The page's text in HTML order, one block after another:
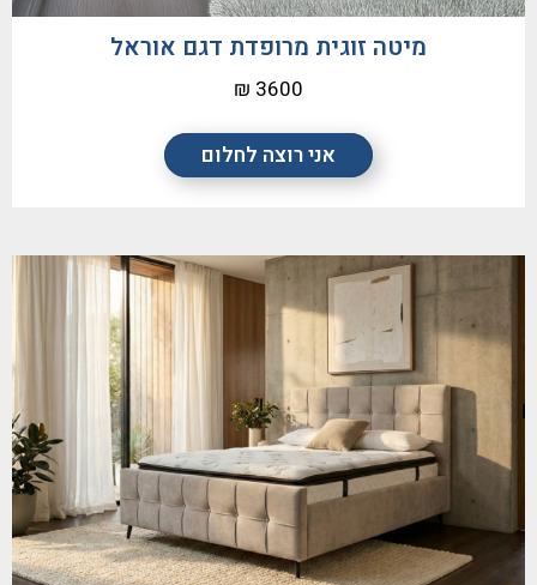
אני רוצה לחלום
מיטה זוגית מרופדת דגם אוראל
3600 ₪